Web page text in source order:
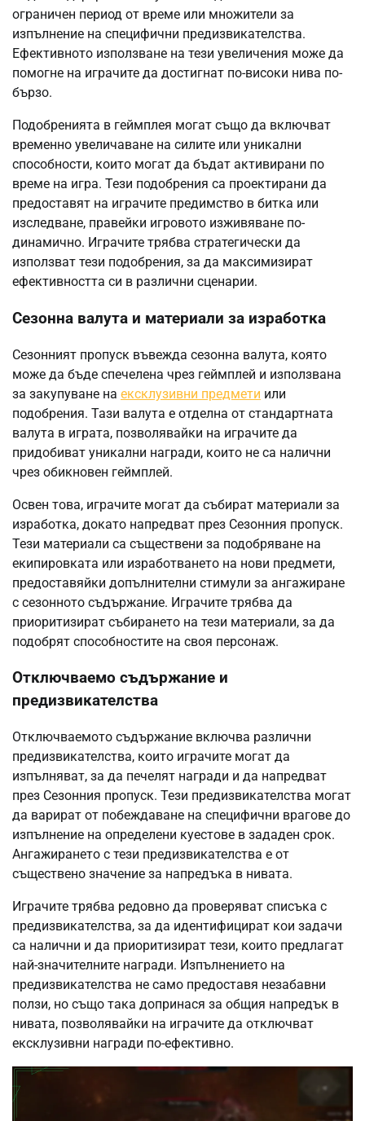
ограничен период от време или множители за
изпълнение на специфични предизвикателства.
Ефективното използване на тези увеличения може да
помогне на играчите да достигнат по-високи нива по-
бързо.
Подобренията в геймплея могат също да включват
временно увеличаване на силите или уникални
способности, които могат да бъдат активирани по
време на игра. Тези подобрения са проектирани да
предоставят на играчите предимство в битка или
изследване, правейки игровото изживяване по-
динамично. Играчите трябва стратегически да
използват тези подобрения, за да максимизират
ефективността си в различни сценарии.
Сезонна валута и материали за изработка
Сезонният пропуск въвежда сезонна валута, която
може да бъде спечелена чрез геймплей и използвана
за закупуване на ексклузивни предмети или
подобрения. Тази валута е отделна от стандартната
валута в играта, позволявайки на играчите да
придобиват уникални награди, които не са налични
чрез обикновен геймплей.
Освен това, играчите могат да събират материали за
изработка, докато напредват през Сезонния пропуск.
Тези материали са съществени за подобряване на
екипировката или изработването на нови предмети,
предоставяйки допълнителни стимули за ангажиране
с сезонното съдържание. Играчите трябва да
приоритизират събирането на тези материали, за да
подобрят способностите на своя персонаж.
Отключваемо съдържание и
предизвикателства
Отключваемото съдържание включва различни
предизвикателства, които играчите могат да
изпълняват, за да печелят награди и да напредват
през Сезонния пропуск. Тези предизвикателства могат
да варират от побеждаване на специфични врагове до
изпълнение на определени куестове в зададен срок.
Ангажирането с тези предизвикателства е от
съществено значение за напредъка в нивата.
Играчите трябва редовно да проверяват списъка с
предизвикателства, за да идентифицират кои задачи
са налични и да приоритизират тези, които предлагат
най-значителните награди. Изпълнението на
предизвикателства не само предоставя незабавни
ползи, но също така допринася за общия напредък в
нивата, позволявайки на играчите да отключват
ексклузивни награди по-ефективно.